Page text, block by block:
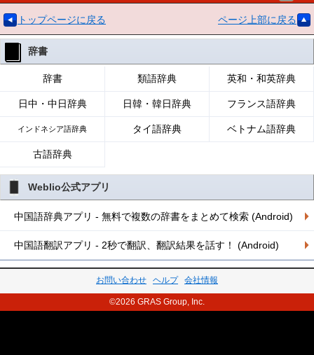
トップページに戻る ページ上部に戻る
辞書
辞書 類語辞典 英和・和英辞典
日中・中日辞典 日韓・韓日辞典 フランス語辞典
インドネシア語辞典 タイ語辞典 ベトナム語辞典
古語辞典
Weblio公式アプリ
中国語辞典アプリ - 無料で複数の辞書をまとめて検索 (Android)
中国語翻訳アプリ - 2秒で翻訳、翻訳結果を話す！ (Android)
お問い合わせ ヘルプ 会社情報
©2026 GRAS Group, Inc.